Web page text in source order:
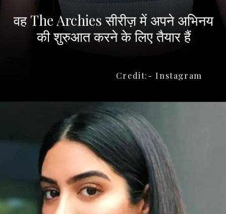
Credit:- Instagram
वह The Archies सीरीज़ में अपने अभिनय
की शुरुआत करने के लिए तैयार हैं